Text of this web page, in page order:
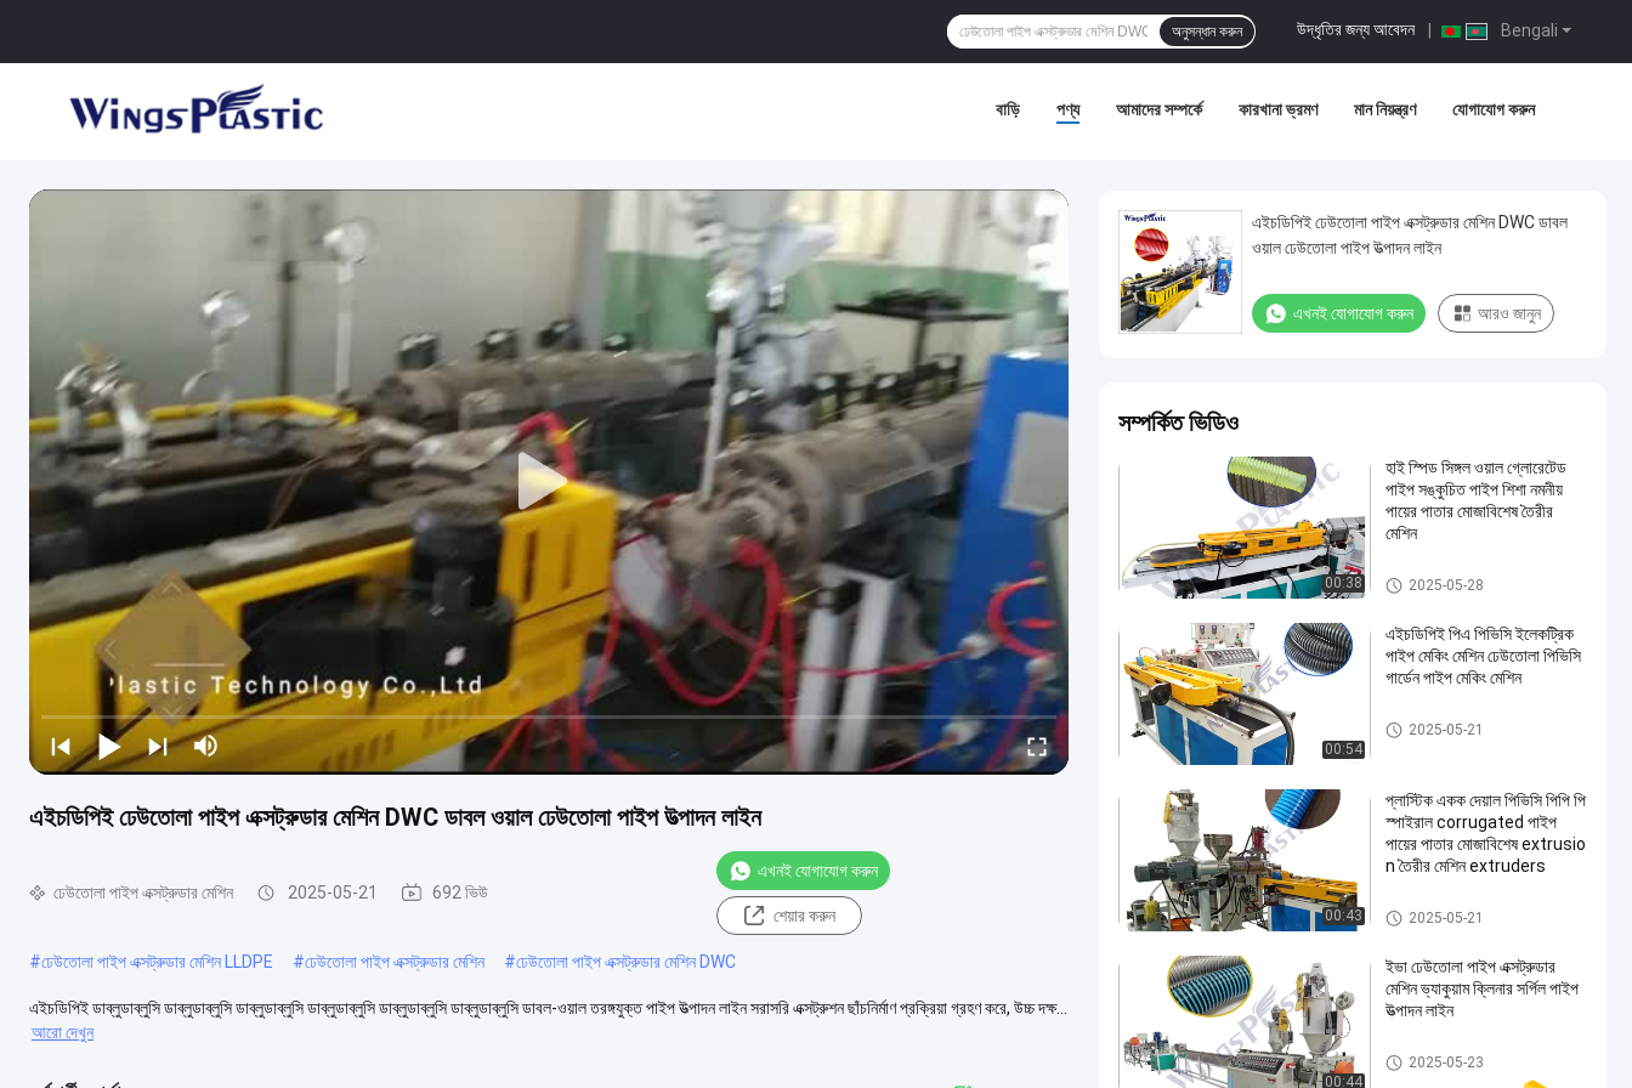
Bengali
উদ্ধৃতির জন্য আবেদন
অনুসন্ধান করুন
বাড়ি পণ্য আমাদের সম্পর্কে কারখানা ভ্রমণ মান নিয়ন্ত্রণ যোগাযোগ করুন
এইচডিপিই ঢেউতোলা পাইপ এক্সট্রুডার মেশিন DWC ডাবল ওয়াল ঢেউতোলা পাইপ উত্পাদন লাইন
ঢেউতোলা পাইপ এক্সট্রুডার মেশিন 2025-05-21 692 ভিউ
এখনই যোগাযোগ করুন
শেয়ার করুন
#ঢেউতোলা পাইপ এক্সট্রুডার মেশিন LLDPE #ঢেউতোলা পাইপ এক্সট্রুডার মেশিন #ঢেউতোলা পাইপ এক্সট্রুডার মেশিন DWC
এইচডিপিই ডাব্লুডাব্লুসি ডাব্লুডাব্লুসি ডাব্লুডাব্লুসি ডাব্লুডাব্লুসি ডাব্লুডাব্লুসি ডাব্লুডাব্লুসি ডাবল-ওয়াল তরঙ্গযুক্ত পাইপ উত্পাদন লাইন সরাসরি এক্সট্রুশন ছাঁচনির্মাণ প্রক্রিয়া গ্রহণ করে, উচ্চ দক্ষ...
আরো দেখুন
এইচডিপিই ঢেউতোলা পাইপ এক্সট্রুডার মেশিন DWC ডাবল
ওয়াল ঢেউতোলা পাইপ উত্পাদন লাইন
এখনই যোগাযোগ করুন আরও জানুন
সম্পর্কিত ভিডিও
00:38
হাই স্পিড সিঙ্গল ওয়াল গ্লোরেটেড
পাইপ সঙ্কুচিত পাইপ শিশা নমনীয়
পায়ের পাতার মোজাবিশেষ তৈরীর
মেশিন
ঢেউতোলা পাইপ এক্সট্রুডার মেশিন
2025-05-28
00:54
এইচডিপিই পিএ পিভিসি ইলেকট্রিক
পাইপ মেকিং মেশিন ঢেউতোলা পিভিসি
গার্ডেন পাইপ মেকিং মেশিন
ঢেউতোলা পাইপ এক্সট্রুডার মেশিন
2025-05-21
00:43
প্লাস্টিক একক দেয়াল পিভিসি পিপি পি
স্পাইরাল corrugated পাইপ
পায়ের পাতার মোজাবিশেষ extrusio
n তৈরীর মেশিন extruders
ঢেউতোলা পাইপ এক্সট্রুডার মেশিন
2025-05-21
00:44
ইভা ঢেউতোলা পাইপ এক্সট্রুডার
মেশিন ভ্যাকুয়াম ক্লিনার সর্পিল পাইপ
উত্পাদন লাইন
ঢেউতোলা পাইপ এক্সট্রুডার মেশিন
2025-05-23